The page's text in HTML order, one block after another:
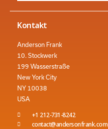
Kontakt
Anderson Frank
10. Stockwerk
199 Wasserstraße
New York City
NY 10038
USA
+1 212-731-8242
contact@andersonfrank.com